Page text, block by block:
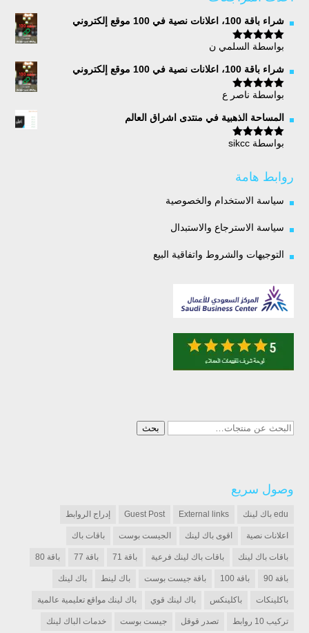
شراء باقة 100، اعلانات نصية في 100 موقع إلكتروني
تم التقييم5
بواسطة السلمي ن
شراء باقة 100، اعلانات نصية في 100 موقع إلكتروني
تم التقييم5
بواسطة ناصر ع
المساحة الذهبية في منتدى اشراق العالم
تم التقييم5
بواسطة sikcc
روابط هامة
سياسة الاستخدام والخصوصية
سياسة الاسترجاع والاستبدال
التوجيهات والشروط واتفاقية البيع
البحث
بحث
وصول سريع
edu باك لينك External links
Guest Post إدراج الروابط
اعلانات نصية اقوى باك لينك الجيست بوست باقات باك
باقات باك لينك باقات باك لينك فرعية باقة 71 باقة 77 باقة 80
باقة 90 باقة 100 باقة جيست بوست باك لينط باك لينك
باكلينكات باكلينكس باك لينك قوي باك لينك مواقع تعليمية عالمية
تركيب 10 روابط تصدر قوقل جيست بوست خدمات الباك لينك